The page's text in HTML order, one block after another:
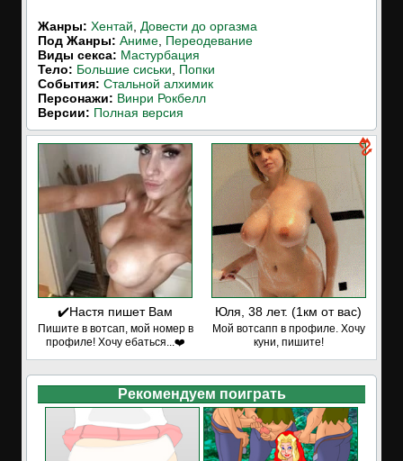
Жанры: Хентай
Довести до оргазма
Под Жанры: Аниме Переодевание
Виды секса: Мастурбация
Тело: Большие сиськи
Попки
События: Стальной алхимик
Персонажи: Винри Рокбелл
Версии: Полная версия
✔️Настя пишет Вам
Пишите в вотсап, мой номер в
профиле! Хочу ебаться...❤️
Юля, 38 лет. (1км от вас)
Мой вотсапп в профиле. Хочу
куни, пишите!
Рекомендуем поиграть